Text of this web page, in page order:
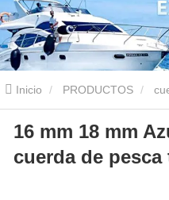
Inicio PRODUCTOS
16 mm 18 mm Azul PP PE
16 mm 18 mm
cuerda de pesca